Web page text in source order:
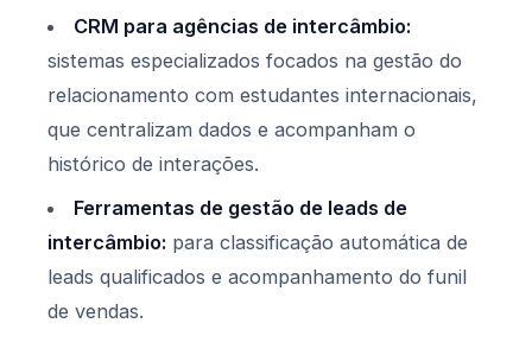
CRM para agências de intercâmbio:
sistemas especializados focados na gestão do
relacionamento com estudantes internacionais,
que centralizam dados e acompanham o
histórico de interações.
Ferramentas de gestão de leads de
intercâmbio: para classificação automática de
leads qualificados e acompanhamento do funil
de vendas.